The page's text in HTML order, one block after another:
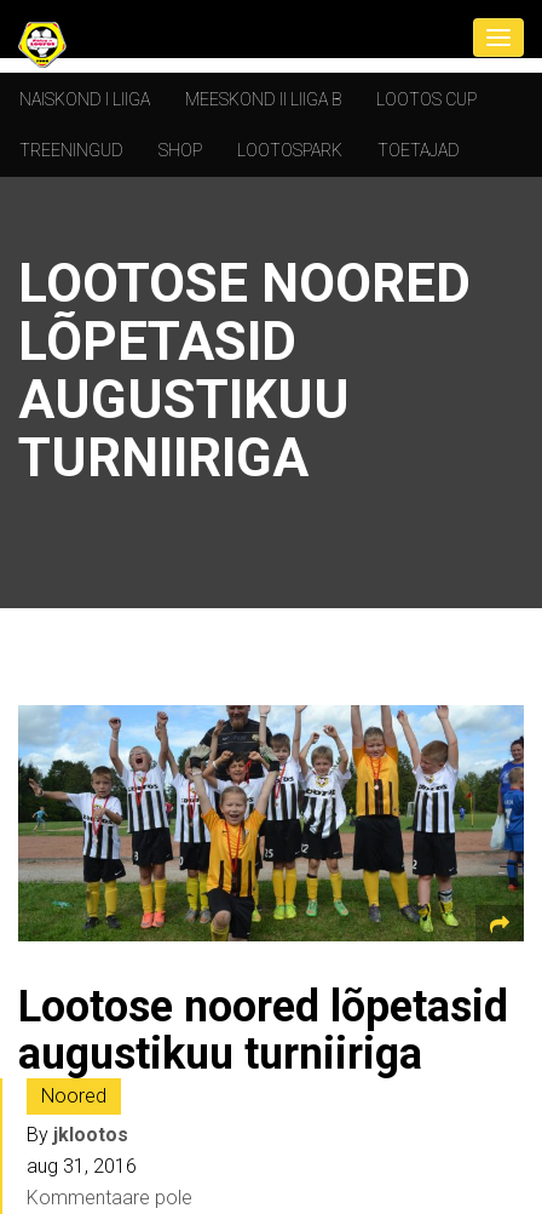
NAISKOND I LIIGA MEESKOND II LIIGA B LOOTOS CUP
TREENINGUD SHOP LOOTOSPARK TOETAJAD
LOOTOSE NOORED
LÕPETASID
AUGUSTIKUU
TURNIIRIGA
Lootose noored lõpetasid
augustikuu turniiriga
Noored
By jklootos
aug 31, 2016
Kommentaare pole